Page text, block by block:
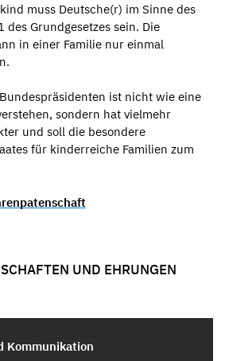
muss Deutsche(r) im Sinne des
des Grundgesetzes sein. Die
in einer Familie nur einmal
ist nicht wie eine
sondern hat vielmehr
und soll die besondere
für kinderreiche Familien zum
UND EHRUNGEN
Kommunikation